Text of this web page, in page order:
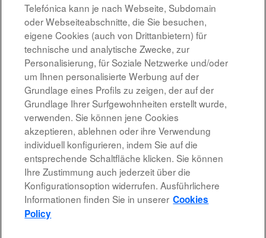
06.08.2026
Site Reliability Engineer (SRE) - CDO Area
MADRID, ES
06.08.2026
Ergebnisse1 – 10
Rechtshinweis
Barrierefreiheit
Telefónica kann je nach Webseite, Subdomain
oder Webseiteabschnitte, die Sie besuchen,
eigene Cookies (auch von Drittanbietern) für
technische und analytische Zwecke, zur
Personalisierung, für Soziale Netzwerke und/oder
um Ihnen personalisierte Werbung auf der
Grundlage eines Profils zu zeigen, der auf der
Grundlage Ihrer Surfgewohnheiten erstellt wurde,
verwenden. Sie können jene Cookies
akzeptieren, ablehnen oder ihre Verwendung
individuell konfigurieren, indem Sie auf die
entsprechende Schaltfläche klicken. Sie können
Ihre Zustimmung auch jederzeit über die
Konfigurationsoption widerrufen. Ausführlichere
Informationen finden Sie in unserer Cookies
Policy